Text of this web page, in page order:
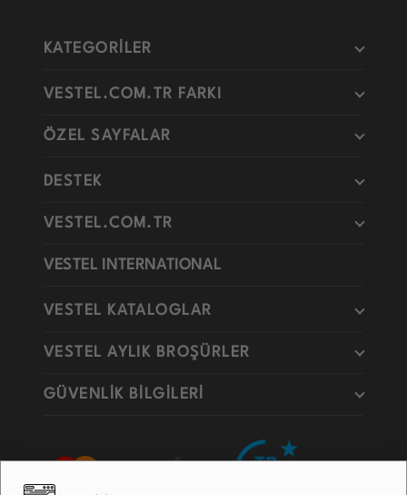
KATEGORİLER
VESTEL.COM.TR FARKI
ÖZEL SAYFALAR
DESTEK
VESTEL.COM.TR
VESTEL INTERNATIONAL
VESTEL KATALOGLAR
VESTEL AYLIK BROŞÜRLER
GÜVENLİK BİLGİLERİ